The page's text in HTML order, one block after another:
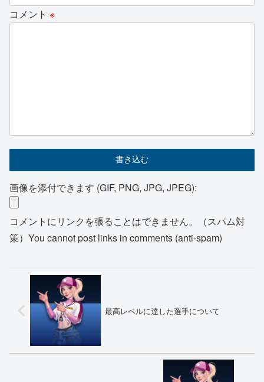
コメント ※
画像を添付できます (GIF, PNG, JPG, JPEG):
コメントにリンクを張ることはできません。（スパム対
策）You cannot post links in comments (anti-spam)
最高レベルに達した選手について